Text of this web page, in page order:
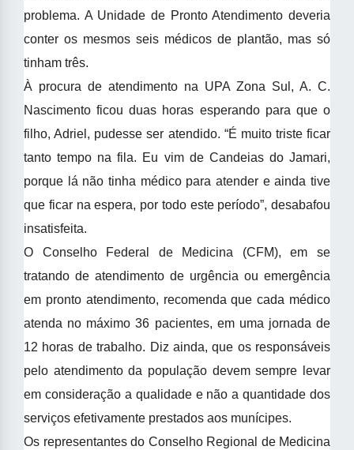
problema. A Unidade de Pronto Atendimento deveria
conter os mesmos seis médicos de plantão, mas só
tinham três.
À procura de atendimento na UPA Zona Sul, A. C.
Nascimento ficou duas horas esperando para que o
filho, Adriel, pudesse ser atendido. “É muito triste ficar
tanto tempo na fila. Eu vim de Candeias do Jamari,
porque lá não tinha médico para atender e ainda tive
que ficar na espera, por todo este período”, desabafou
insatisfeita.
O Conselho Federal de Medicina (CFM), em se
tratando de atendimento de urgência ou emergência
em pronto atendimento, recomenda que cada médico
atenda no máximo 36 pacientes, em uma jornada de
12 horas de trabalho. Diz ainda, que os responsáveis
pelo atendimento da população devem sempre levar
em consideração a qualidade e não a quantidade dos
serviços efetivamente prestados aos munícipes.
Os representantes do Conselho Regional de Medicina